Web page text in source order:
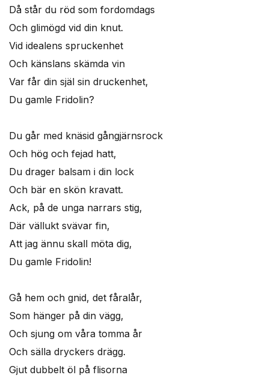
Då står du röd som fordomdags
Och glimögd vid din knut.
Vid idealens spruckenhet
Och känslans skämda vin
Var får din själ sin druckenhet,
Du gamle Fridolin?
Du går med knäsid gångjärnsrock
Och hög och fejad hatt,
Du drager balsam i din lock
Och bär en skön kravatt.
Ack, på de unga narrars stig,
Där vällukt svävar fin,
Att jag ännu skall möta dig,
Du gamle Fridolin!
Gå hem och gnid, det fåralår,
Som hänger på din vägg,
Och sjung om våra tomma år
Och sälla dryckers drägg.
Gjut dubbelt öl på flisorna